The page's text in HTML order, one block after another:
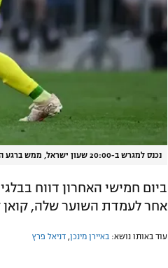
נכנס למגרש ב-20:00 שעון ישראל, ממש ברגע הצפירה. פרץ
ביום חמישי האחרון דווח
אחר לעמדת השוער שלה,
עוד באותו נושא: באיירן מינכן דניאל פרץ